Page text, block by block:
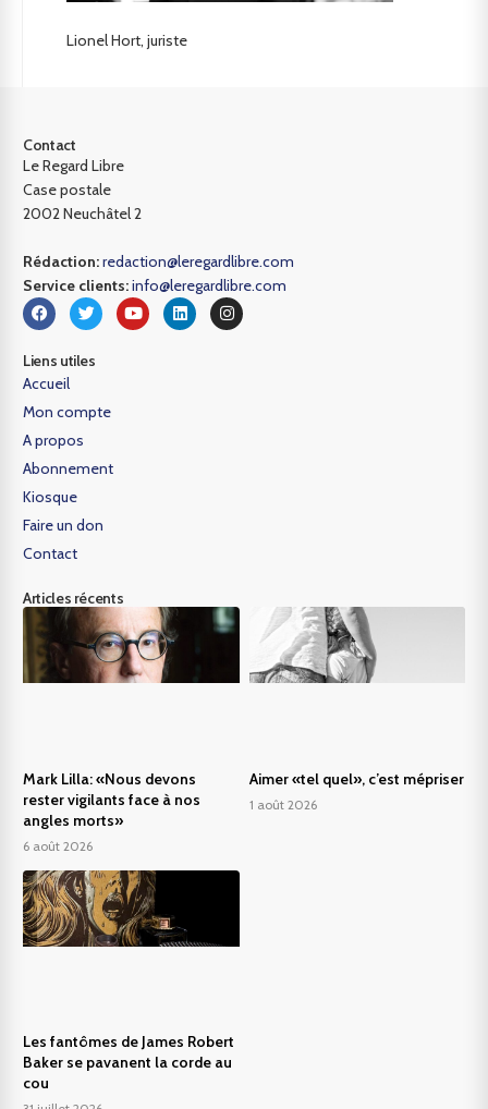
Lionel Hort, juriste
Contact
Le Regard Libre
Case postale
2002 Neuchâtel 2
Rédaction:redaction@leregardlibre.com
Service clients:info@leregardlibre.com
Liens utiles
Accueil
Mon compte
A propos
Abonnement
Kiosque
Faire un don
Contact
Articles récents
Mark Lilla: «Nous devons
rester vigilants face à nos
angles morts»
6 août 2026
Aimer «tel quel», c’est mépriser
1 août 2026
Les fantômes de James Robert
Baker se pavanent la corde au
cou